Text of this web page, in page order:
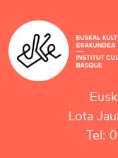
Lota
Tel: